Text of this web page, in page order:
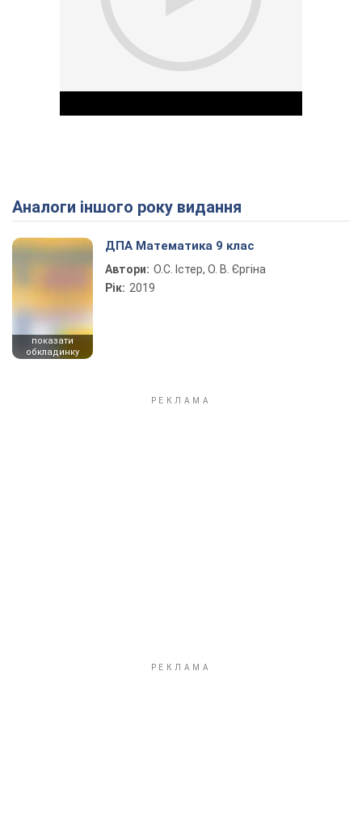
Play Video
Аналоги іншого року видання
показати
обкладинку
ДПА Математика 9 клас
Автори: О.С. Істер, О. В. Єргіна
Рік: 2019